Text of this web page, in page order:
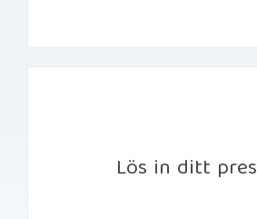
Lös in ditt